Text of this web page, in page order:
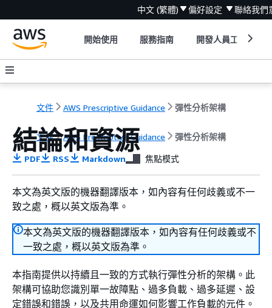
中文 (繁體) 偏好設定 聯絡我們
開始使用 服務指南 開發人員工具
文件 AWS Prescriptive Guidance 彈性分析架構
文件 AWS Prescriptive Guidance 彈性分析架構
結論和資源
PDF RSS Markdown 焦點模式
本文為英文版的機器翻譯版本，如內容有任何歧義或不一
致之處，概以英文版為準。
本文為英文版的機器翻譯版本，如內容有任何歧義或不
一致之處，概以英文版為準。
本指南提供以持續且一致的方式執行彈性分析的架構。此
架構可協助您識別單一故障點、過多負載、過多延遲、設
定錯誤和錯誤，以及共用命運如何影響工作負載的元件。